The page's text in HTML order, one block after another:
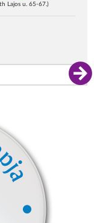
Lajos u. 65-67.)